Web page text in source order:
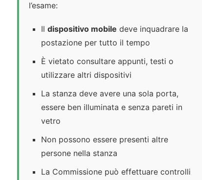
l’esame:
Il dispositivo mobile deve inquadrare la
postazione per tutto il tempo
È vietato consultare appunti, testi o
utilizzare altri dispositivi
La stanza deve avere una sola porta,
essere ben illuminata e senza pareti in
vetro
Non possono essere presenti altre
persone nella stanza
La Commissione può effettuare controlli